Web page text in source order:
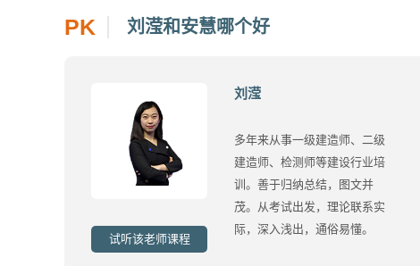
PK 刘滢和安慧哪个好
试听该老师课程
刘滢
多年来从事一级建造师、二级
建造师、检测师等建设行业培
训。善于归纳总结，图文并
茂。从考试出发，理论联系实
际，深入浅出，通俗易懂。